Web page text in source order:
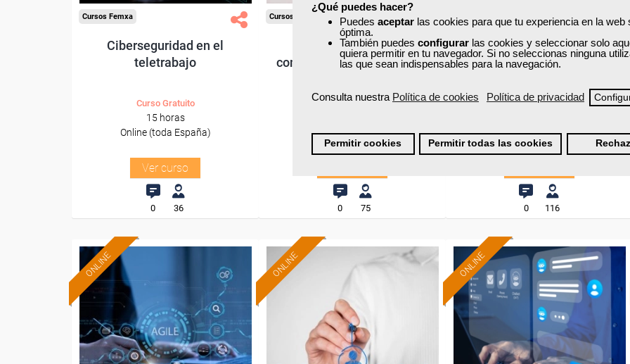
¿Qué puedes hacer?
Puedes aceptar las cookies para que tu experiencia en la web
óptima.
También puedes configurar las cookies y seleccionar solo
quiera permitir en tu navegador. Si no seleccionas ninguna
las que sean indispensables para la navegación.
Consulta nuestra Política de cookies Política de privacidad
Permitir cookies Permitir todas las cookies
Cursos Femxa
Ciberseguridad en el
teletrabajo
Curso Gratuito
15 horas
Online (toda España)
Ver curso
0 36
Cursos Femxa
Habilidades sociales:
comunicación, inteligencia
Curso Gratuito
Online (toda España)
0 75
Cursos Femxa
Contabilidad general,
contaplus y fiscalidad
Curso Gratuito
Online (toda España)
0 116
ONLINE
Formación 100%
subvencionada.
Para desempleados,
trabajadores y autónomos.
ONLINE
subvencionada.
Para desempleados,
trabajadores y autónomos.
ONLINE
Formación 100%
subvencionada.
Para desempleados,
trabajadores y autónomos.